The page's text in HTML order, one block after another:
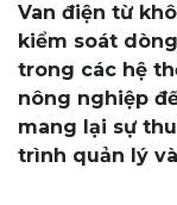
Van điện từ
kiểm soát
trong các hệ
nông nghiệp
mang lại sự
trình quản lý